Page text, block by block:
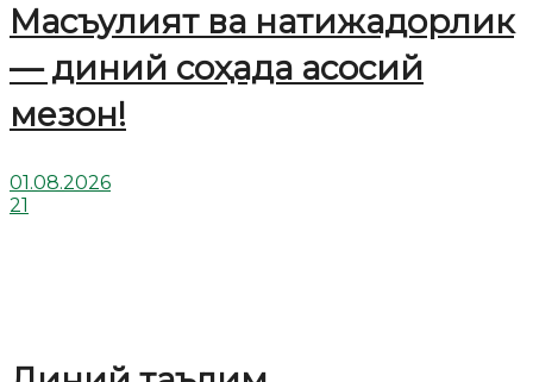
Масъулият ва натижадорлик
— диний соҳада асосий
мезон!
01.08.2026
21